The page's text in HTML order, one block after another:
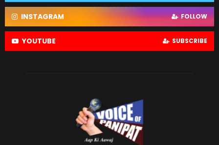
INSTAGRAM FOLLOW
YOUTUBE SUBSCRIBE